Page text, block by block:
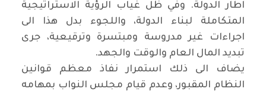
اطار الدولة. وفي ظل غياب الرؤية الاستراتيجية
المتكاملة لبناء الدولة، واللجوء بدل هذا الى
اجراءات غير مدروسة ومبتسرة وترقيعية، جرى
تبديد المال العام والوقت والجهد.
يضاف الى ذلك استمرار نفاذ معظم قوانين
النظام المقبور، وعدم قيام مجلس النواب بمهامه